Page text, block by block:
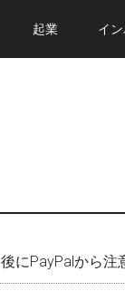
起業 イ
にPayPalから注